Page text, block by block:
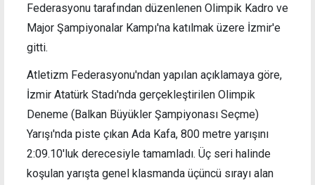
Federasyonu tarafından düzenlenen Olimpik Kadro ve
Major Şampiyonalar Kampı'na katılmak üzere İzmir'e
gitti.
Atletizm Federasyonu'ndan yapılan açıklamaya göre,
İzmir Atatürk Stadı'nda gerçekleştirilen Olimpik
Deneme (Balkan Büyükler Şampiyonası Seçme)
Yarışı'nda piste çıkan Ada Kafa, 800 metre yarışını
2:09.10'luk derecesiyle tamamladı. Üç seri halinde
koşulan yarışta genel klasmanda üçüncü sırayı alan